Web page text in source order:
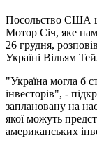
Посольство США
Мотор Січ, яке
26 грудня,
Україні Вільям
"Україна могла б
інвесторів", -
заплановану на
якої можуть
американських